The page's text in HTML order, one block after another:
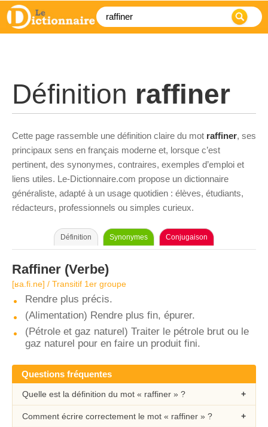
Définition raffiner
Cette page rassemble une définition claire du mot raffiner, ses
principaux sens en français moderne et, lorsque c’est
pertinent, des synonymes, contraires, exemples d’emploi et
liens utiles. Le-Dictionnaire.com propose un dictionnaire
généraliste, adapté à un usage quotidien : élèves, étudiants,
rédacteurs, professionnels ou simples curieux.
Définition Synonymes Conjugaison
Raffiner (Verbe)
[ʁa.fi.ne] / Transitif 1er groupe
Rendre plus précis.
(Alimentation) Rendre plus fin, épurer.
(Pétrole et gaz naturel) Traiter le pétrole brut ou le
gaz naturel pour en faire un produit fini.
Questions fréquentes
Quelle est la définition du mot « raffiner » ?
Comment écrire correctement le mot « raffiner » ?